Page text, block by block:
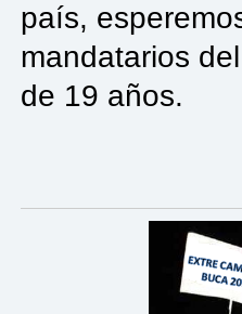
país,
mandatarios
de 19 años.